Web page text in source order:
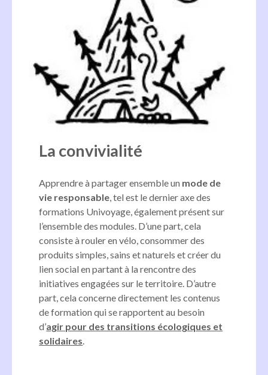
La convivialité
Apprendre à partager ensemble un mode de
vie responsable, tel est le dernier axe des
formations Univoyage, également présent sur
l’ensemble des modules. D’une part, cela
consiste à rouler en vélo, consommer des
produits simples, sains et naturels et créer du
lien social en partant à la rencontre des
initiatives engagées sur le territoire. D’autre
part, cela concerne directement les contenus
de formation qui se rapportent au besoin
d’agir pour des transitions écologiques et
solidaires.